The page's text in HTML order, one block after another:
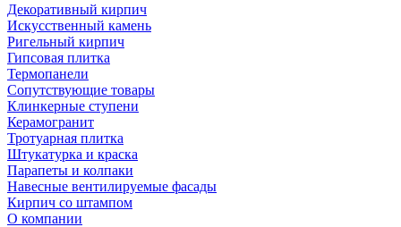
Декоративный кирпич
Искусственный камень
Ригельный кирпич
Гипсовая плитка
Термопанели
Сопутствующие товары
Клинкерные ступени
Керамогранит
Тротуарная плитка
Штукатурка и краска
Парапеты и колпаки
Навесные вентилируемые фасады
Кирпич со штампом
О компании